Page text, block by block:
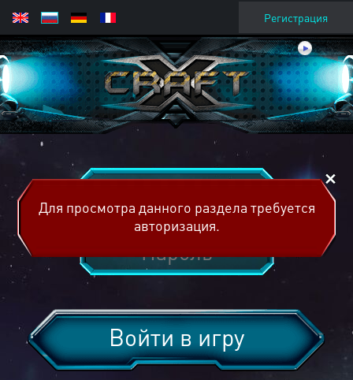
Регистрация
Войти в игру
Для просмотра данного раздела требуется
авторизация.